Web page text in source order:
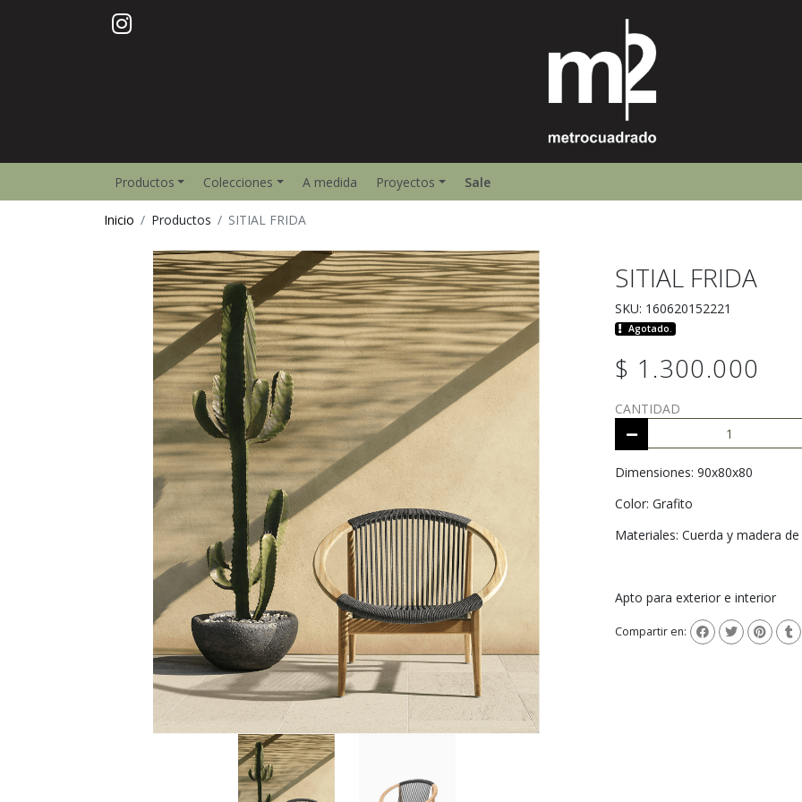
Productos Colecciones A medida Proyectos Sale
Inicio Productos SITIAL FRIDA
SITIAL FRIDA
SKU: 160620152221
Agotado.
$ 1.300.000
CANTIDAD
Dimensiones: 90x80x80
Color: Grafito
Materiales: Cuerda y madera
Apto para exterior e interior
Compartir en: